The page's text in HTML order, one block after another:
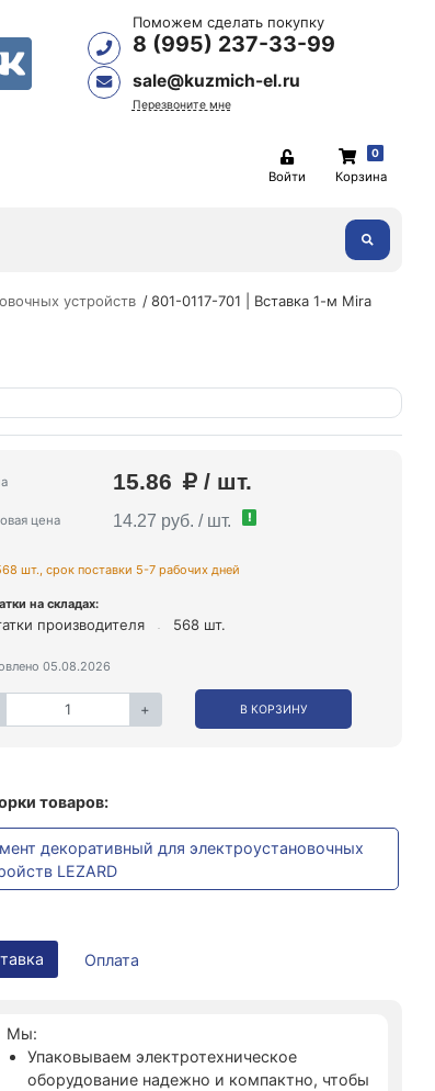
Поможем сделать покупку
8 (995) 237-33-99
sale@kuzmich-el.ru
Перезвоните мне
Войти
0
Корзина
устройств
801-0117-701 | Вставка 1-м Mira
15.86 / шт.
цена 14.27 руб. / шт. !
шт., срок поставки 5-7 рабочих дней
на складах:
производителя 568 шт.
05.08.2026
+ В КОРЗИНУ
товаров:
декоративный для электроустановочных
LEZARD
Оплата
Мы:
Упаковываем электротехническое
оборудование надежно и компактно, чтобы